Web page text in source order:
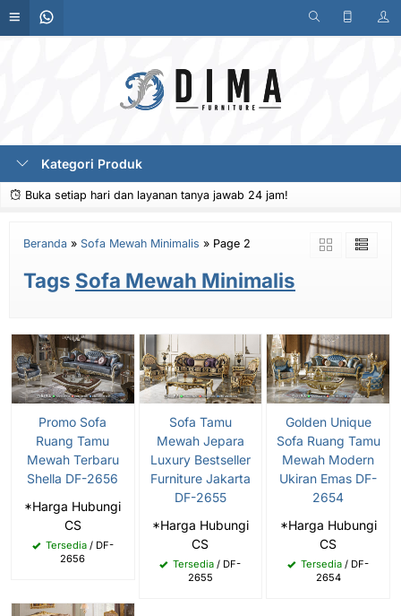
Kategori Produk
Buka setiap hari dan layanan tanya jawab 24 jam!
Beranda » Sofa Mewah Minimalis » Page 2
Tags Sofa Mewah Minimalis
Promo Sofa
Ruang Tamu
Mewah Terbaru
Shella DF-2656
*Harga Hubungi
CS
Tersedia/ DF-
2656
Sofa Tamu
Mewah Jepara
Luxury Bestseller
Furniture Jakarta
DF-2655
*Harga Hubungi
CS
Tersedia / DF-
2655
Golden Unique
Sofa Ruang Tamu
Mewah Modern
Ukiran Emas DF-
2654
*Harga Hubungi
CS
Tersedia / DF-
2654